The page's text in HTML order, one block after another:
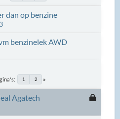
dan op benzine
benzinelek AWD
1 2
Agatech